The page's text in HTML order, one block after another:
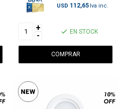
USD 112,65
+
- EN STOCK